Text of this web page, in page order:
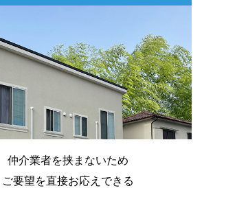
仲介業者を挟まないため
ご要望を直接お応えできる